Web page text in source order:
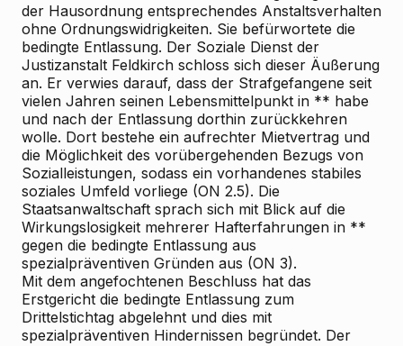
der Hausordnung entsprechendes Anstaltsverhalten
ohne Ordnungswidrigkeiten. Sie befürwortete die
bedingte Entlassung. Der Soziale Dienst der
Justizanstalt Feldkirch schloss sich dieser Äußerung
an. Er verwies darauf, dass der Strafgefangene seit
vielen Jahren seinen Lebensmittelpunkt in ** habe
und nach der Entlassung dorthin zurückkehren
wolle. Dort bestehe ein aufrechter Mietvertrag und
die Möglichkeit des vorübergehenden Bezugs von
Sozialleistungen, sodass ein vorhandenes stabiles
soziales Umfeld vorliege (ON 2.5). Die
Staatsanwaltschaft sprach sich mit Blick auf die
Wirkungslosigkeit mehrerer Hafterfahrungen in **
gegen die bedingte Entlassung aus
spezialpräventiven Gründen aus (ON 3).
Mit dem angefochtenen Beschluss hat das
Erstgericht die bedingte Entlassung zum
Drittelstichtag abgelehnt und dies mit
spezialpräventiven Hindernissen begründet. Der